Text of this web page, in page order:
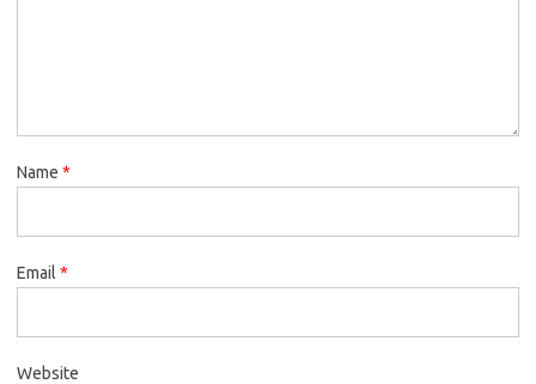
Name *
Email *
Website